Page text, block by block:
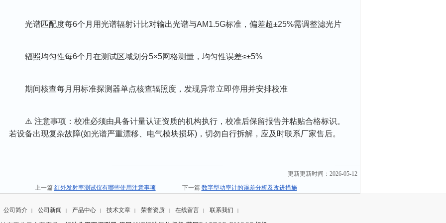
光谱匹配度‌每6个月用光谱辐射计比对输出光谱与AM1.5G标准，偏差超±25%需调整滤光片
辐照均匀性‌每6个月在测试区域划分5×5网格测量，均匀性误差≤±5%
期间核查‌每月用标准探测器单点核查辐照度，发现异常立即停用并安排校准
⚠️ ‌注意事项‌：校准必须由具备计量认证资质的机构执行，校准后保留报告并粘贴合格标识。
若设备出现复杂故障(如光谱严重漂移、电气模块损坏)，切勿自行拆解，应及时联系厂家售后。
更新更新时间：2026-05-12
上一篇 红外发射率测试仪有哪些使用注意事项 下一篇 数字型功率计的误差分析及改进措施
公司简介 | 公司新闻 | 产品中心 | 技术文章 | 荣誉资质 | 在线留言 | 联系我们 |